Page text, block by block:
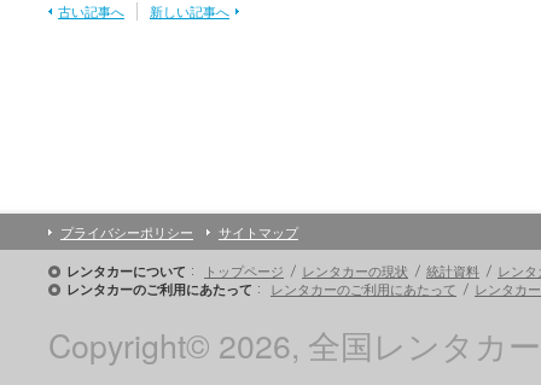
古い記事へ 新しい記事へ
プライバシーポリシー サイトマップ
レンタカーについて トップページ レンタカーの現状 統計資料 レン
レンタカーのご利用にあたって レンタカーのご利用にあたって レンタカ
Copyright© 2026, 全国レンタカ